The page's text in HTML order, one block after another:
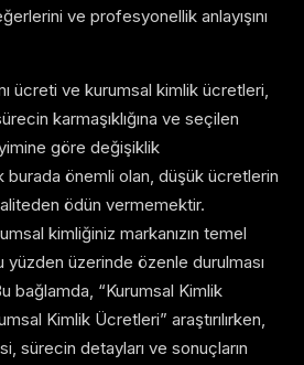
ve profesyonellik anlayışını
ücreti ve kurumsal kimlik ücretleri,
karmaşıklığına ve seçilen
göre değişiklik
önemli olan, düşük ücretlerin
ödün vermemektir.
kimliğiniz markanızın temel
yüzden üzerinde özenle durulması
bağlamda, “Kurumsal Kimlik
Kimlik Ücretleri” araştırılırken,
sürecin detayları ve sonuçların